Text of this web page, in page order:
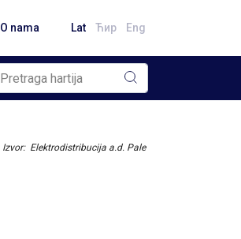
O nama Lat Ћир Eng
Izvor: Elektrodistribucija a.d. Pale